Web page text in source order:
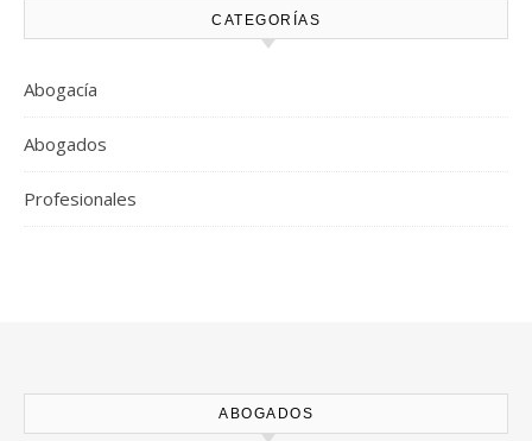
CATEGORÍAS
Abogacía
Abogados
Profesionales
ABOGADOS